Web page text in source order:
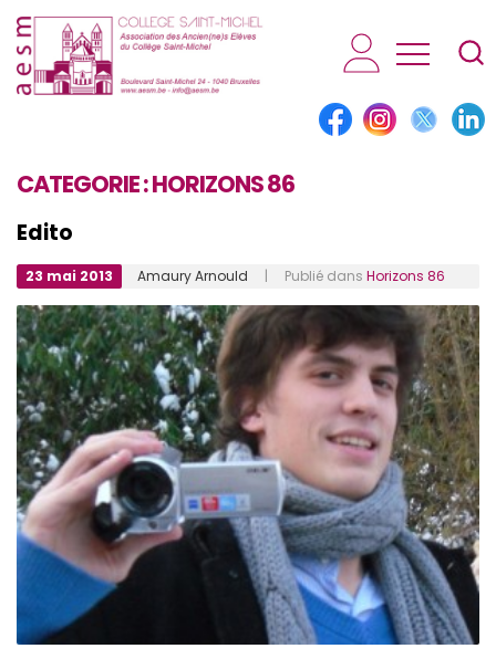
AESM...
CATEGORIE :HORIZONS 86
Edito
23 mai 2013 Amaury Arnould | Publié dans Horizons 86